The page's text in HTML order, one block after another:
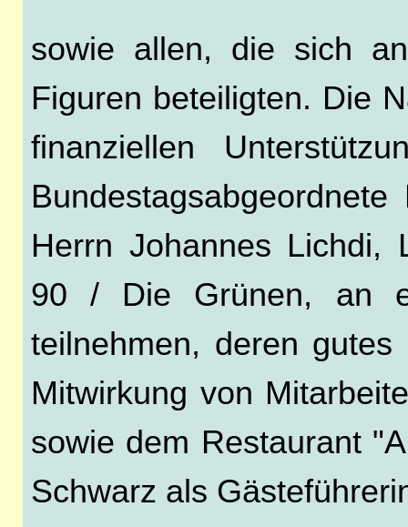
sowie allen, die sich
Figuren beteiligten. Die
finanziellen
Herrn Johannes Lichdi,
90 / Die Grünen, an
teilnehmen, deren
Mitwirkung von
sowie dem Restaurant
Schwarz als